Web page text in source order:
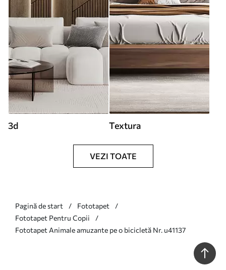
3d Textura
VEZI TOATE
Pagină de start
Fototapet
Fototapet Pentru Copii
Fototapet Animale amuzante pe o bicicletă Nr. u41137